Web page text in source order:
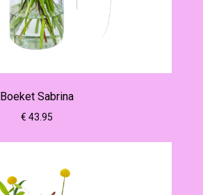
Boeket Sabrina
€ 43.95